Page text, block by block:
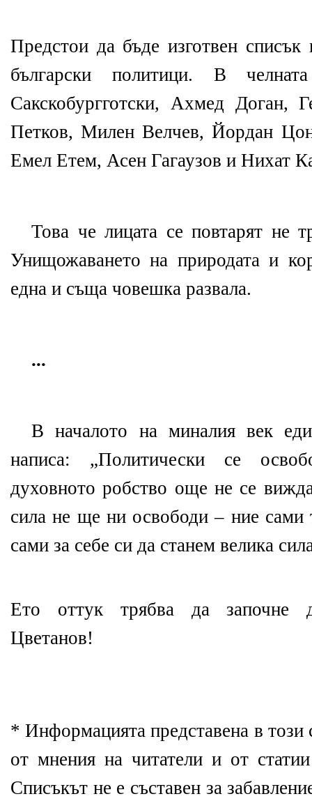
Предстои да бъде изготвен
български политици. В
Сакскобургготски, Ахмед Доган,
Петков, Милен Велчев, Йордан
Емел Етем, Асен Гагаузов и Нихат
Това че лицата се повтарят не
Унищожаването на природата и
една и съща човешка развала.
...
В началото на миналия век
написа: „Политически се
духовното робство още не се
сила не ще ни освободи – ние сами
сами за себе си да станем велика
Ето оттук трябва да започне
Цветанов!
* Информацията представена в този
от мнения на читатели и от
Списъкът не е съставен за